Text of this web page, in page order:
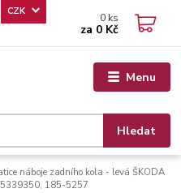
Menu
CZK
Hledat
0 ks
za 0 Kč
náboje zadního kola - levá ŠKODA
185-5257